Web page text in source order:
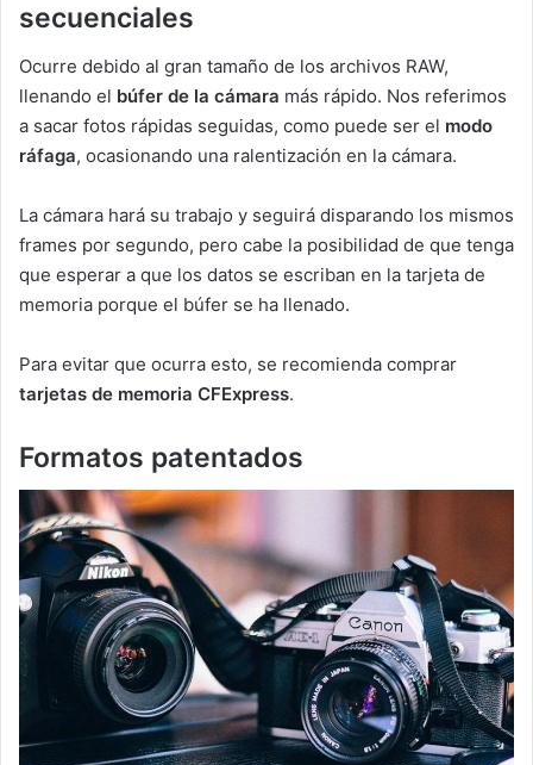
secuenciales
Ocurre debido al gran tamaño de los archivos RAW,
llenando el búfer de la cámara más rápido. Nos referimos
a sacar fotos rápidas seguidas, como puede ser el modo
ráfaga, ocasionando una ralentización en la cámara.
La cámara hará su trabajo y seguirá disparando los mismos
frames por segundo, pero cabe la posibilidad de que tenga
que esperar a que los datos se escriban en la tarjeta de
memoria porque el búfer se ha llenado.
Para evitar que ocurra esto, se recomienda comprar
tarjetas de memoria CFExpress.
Formatos patentados